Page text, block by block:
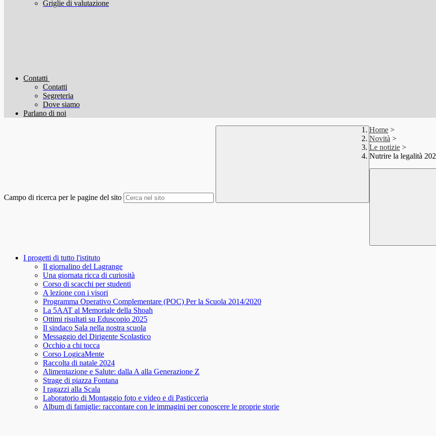
Griglie di valutazione
Contatti
Contatti
Segreteria
Dove siamo
Parlano di noi
Campo di ricerca per le pagine del sito
Home >
Novità >
Le notizie >
Nutrire la legalità
I progetti di tutto l'istituto
Il giornalino del Lagrange
Una giornata ricca di curiosità
Corso di scacchi per studenti
A lezione con i visori
Programma Operativo Complementare (POC) Per la Scuola 2014/2020
La 5AAT al Memoriale della Shoah
Ottimi risultati su Eduscopio 2025
Il sindaco Sala nella nostra scuola
Messaggio del Dirigente Scolastico
Occhio a chi tocca
Corso LogicaMente
Raccolta di natale 2024
Alimentazione e Salute: dalla A alla Generazione Z
Strage di piazza Fontana
I ragazzi alla Scala
Laboratorio di Montaggio foto e video e di Pasticceria
Album di famiglie: raccontare con le immagini per conoscere le proprie storie